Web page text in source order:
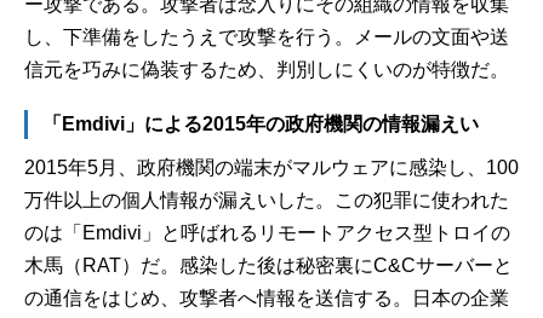
し、下準備をしたうえで攻撃を行う。メールの文面や送
信元を巧みに偽装するため、判別しにくいのが特徴だ。
「Emdivi」による2015年の政府機関の情報漏えい
2015年5月、政府機関の端末がマルウェアに感染し、100
万件以上の個人情報が漏えいした。この犯罪に使われた
のは「Emdivi」と呼ばれるリモートアクセス型トロイの
木馬（RAT）だ。感染した後は秘密裏にC&Cサーバーと
の通信をはじめ、攻撃者へ情報を送信する。日本の企業